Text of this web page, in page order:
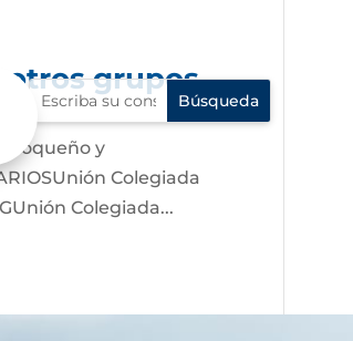
otros grupos
y
Colegiada
Colegiada...